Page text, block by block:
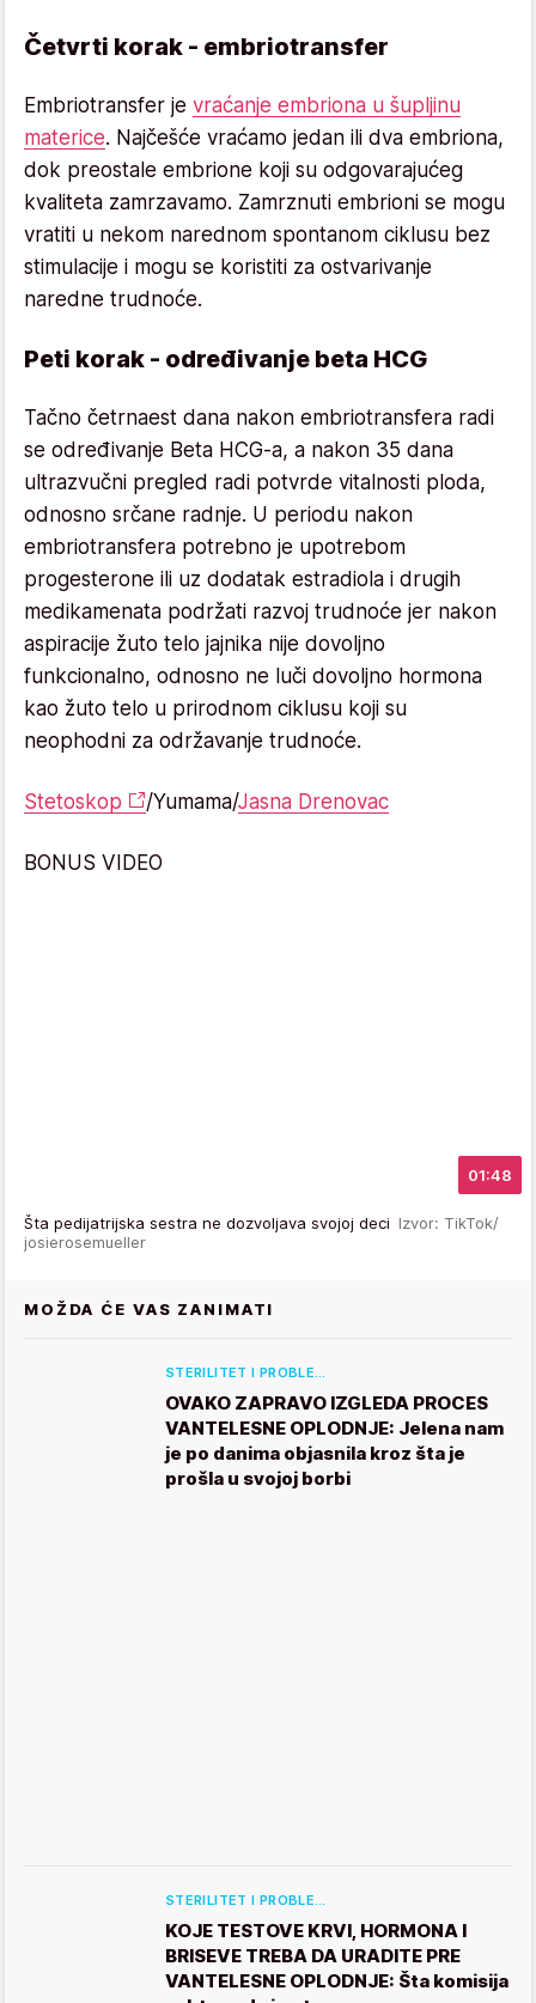
Četvrti korak - embriotransfer
Embriotransfer je vraćanje embriona u šupljinu
materice. Najčešće vraćamo jedan ili dva embriona,
dok preostale embrione koji su odgovarajućeg
kvaliteta zamrzavamo. Zamrznuti embrioni se mogu
vratiti u nekom narednom spontanom ciklusu bez
stimulacije i mogu se koristiti za ostvarivanje
naredne trudnoće.
Peti korak - određivanje beta HCG
Tačno četrnaest dana nakon embriotransfera radi
se određivanje Beta HCG-a, a nakon 35 dana
ultrazvučni pregled radi potvrde vitalnosti ploda,
odnosno srčane radnje. U periodu nakon
embriotransfera potrebno je upotrebom
progesterone ili uz dodatak estradiola i drugih
medikamenata podržati razvoj trudnoće jer nakon
aspiracije žuto telo jajnika nije dovoljno
funkcionalno, odnosno ne luči dovoljno hormona
kao žuto telo u prirodnom ciklusu koji su
neophodni za održavanje trudnoće.
Stetoskop /Yumama/Jasna Drenovac
BONUS VIDEO
01:48
Šta pedijatrijska sestra ne dozvoljava svojoj deci Izvor: TikTok/
josierosemueller
MOŽDA ĆE VAS ZANIMATI
STERILITET I PROBLE…
OVAKO ZAPRAVO IZGLEDA PROCES
VANTELESNE OPLODNJE: Jelena nam
je po danima objasnila kroz šta je
prošla u svojoj borbi
STERILITET I PROBLE…
KOJE TESTOVE KRVI, HORMONA I
BRISEVE TREBA DA URADITE PRE
VANTELESNE OPLODNJE: Šta komisija